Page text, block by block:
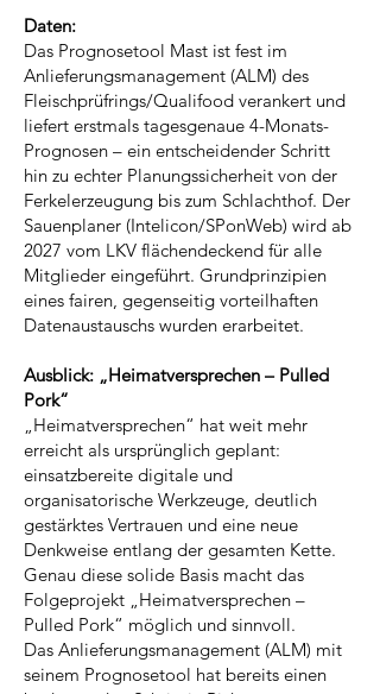
Daten:
Das Prognosetool Mast ist fest im
Anlieferungsmanagement (ALM) des
Fleischprüfrings/Qualifood verankert und
liefert erstmals tagesgenaue 4-Monats-
Prognosen – ein entscheidender Schritt
hin zu echter Planungssicherheit von der
Ferkelerzeugung bis zum Schlachthof. Der
Sauenplaner (Intelicon/SPonWeb) wird ab
2027 vom LKV flächendeckend für alle
Mitglieder eingeführt. Grundprinzipien
eines fairen, gegenseitig vorteilhaften
Datenaustauschs wurden erarbeitet.
Ausblick: „Heimatversprechen – Pulled
Pork“
„Heimatversprechen“ hat weit mehr
erreicht als ursprünglich geplant:
einsatzbereite digitale und
organisatorische Werkzeuge, deutlich
gestärktes Vertrauen und eine neue
Denkweise entlang der gesamten Kette.
Genau diese solide Basis macht das
Folgeprojekt „Heimatversprechen –
Pulled Pork“ möglich und sinnvoll.
Das Anlieferungsmanagement (ALM) mit
seinem Prognosetool hat bereits einen